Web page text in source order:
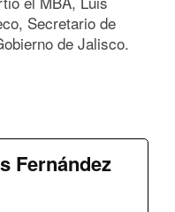
Secretario de
de Jalisco.
Fernández